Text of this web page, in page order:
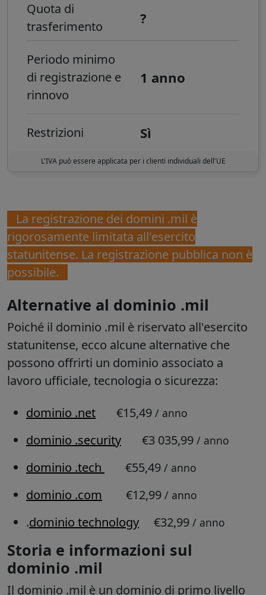
Quota di
trasferimento
?
Periodo minimo
di registrazione e
rinnovo
1 anno
Restrizioni Sì
L'IVA può essere applicata per i clienti individuali dell'UE
La registrazione dei domini .mil è
rigorosamente limitata all'esercito
statunitense. La registrazione pubblica non è
possibile.
Alternative al dominio .mil
Poiché il dominio .mil è riservato all'esercito
statunitense, ecco alcune alternative che
possono offrirti un dominio associato a
lavoro ufficiale, tecnologia o sicurezza:
dominio .net
€15,49 / anno
dominio .security €3 035,99 / anno
dominio .tech €55,49 / anno
dominio .com €12,99 / anno
.dominio technology €32,99 / anno
Storia e informazioni sul
dominio .mil
Il dominio .mil è un dominio di primo livello